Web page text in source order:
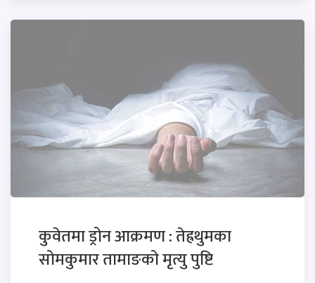
कुवेतमा ड्रोन आक्रमण : तेह्रथुमका
सोमकुमार तामाङको मृत्यु पुष्टि